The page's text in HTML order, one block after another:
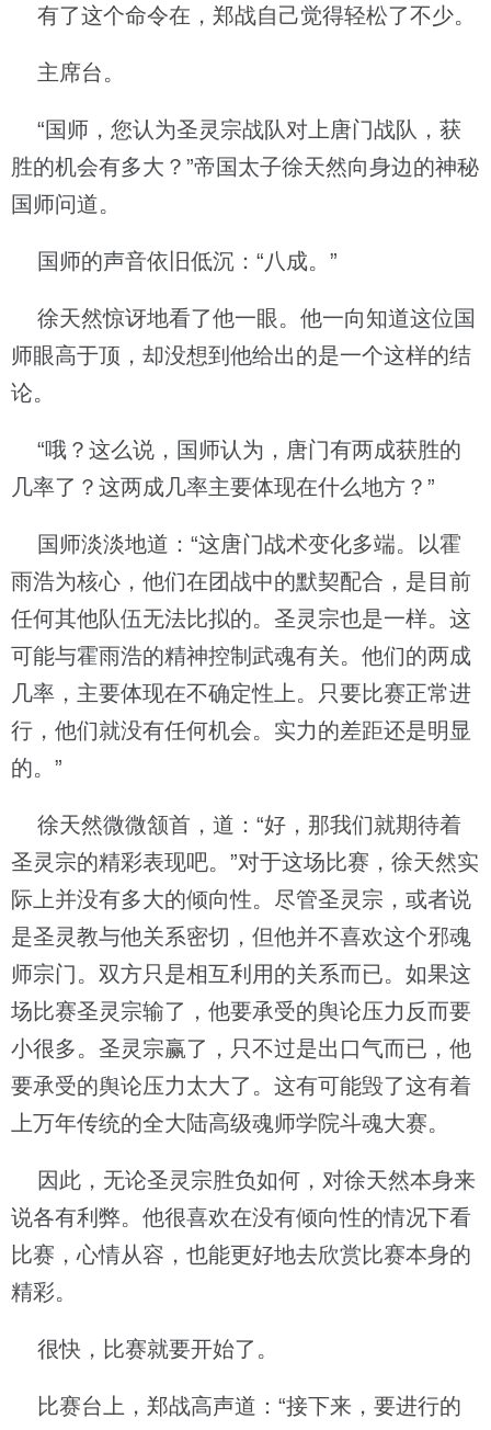
有了这个命令在，郑战自己觉得轻松了不少。
主席台。
“国师，您认为圣灵宗战队对上唐门战队，获
胜的机会有多大？”帝国太子徐天然向身边的神秘
国师问道。
国师的声音依旧低沉：“八成。”
徐天然惊讶地看了他一眼。他一向知道这位国
师眼高于顶，却没想到他给出的是一个这样的结
论。
“哦？这么说，国师认为，唐门有两成获胜的
几率了？这两成几率主要体现在什么地方？”
国师淡淡地道：“这唐门战术变化多端。以霍
雨浩为核心，他们在团战中的默契配合，是目前
任何其他队伍无法比拟的。圣灵宗也是一样。这
可能与霍雨浩的精神控制武魂有关。他们的两成
几率，主要体现在不确定性上。只要比赛正常进
行，他们就没有任何机会。实力的差距还是明显
的。”
徐天然微微颔首，道：“好，那我们就期待着
圣灵宗的精彩表现吧。”对于这场比赛，徐天然实
际上并没有多大的倾向性。尽管圣灵宗，或者说
是圣灵教与他关系密切，但他并不喜欢这个邪魂
师宗门。双方只是相互利用的关系而已。如果这
场比赛圣灵宗输了，他要承受的舆论压力反而要
小很多。圣灵宗赢了，只不过是出口气而已，他
要承受的舆论压力太大了。这有可能毁了这有着
上万年传统的全大陆高级魂师学院斗魂大赛。
因此，无论圣灵宗胜负如何，对徐天然本身来
说各有利弊。他很喜欢在没有倾向性的情况下看
比赛，心情从容，也能更好地去欣赏比赛本身的
精彩。
很快，比赛就要开始了。
比赛台上，郑战高声道：“接下来，要进行的